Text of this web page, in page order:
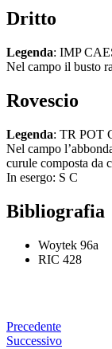
Dritto
Legenda: IMP
Nel campo il busto
Rovescio
Legenda: TR POT
Nel campo
curule composta da
In esergo: S C
Bibliografia
Woytek 96a
RIC 428
Precedente
Successivo